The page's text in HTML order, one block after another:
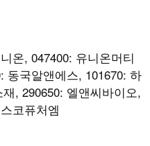
온, 047400: 유니온머티
동국알앤에스, 101670: 하
, 290650: 엘앤씨바이오,
코퓨처엠